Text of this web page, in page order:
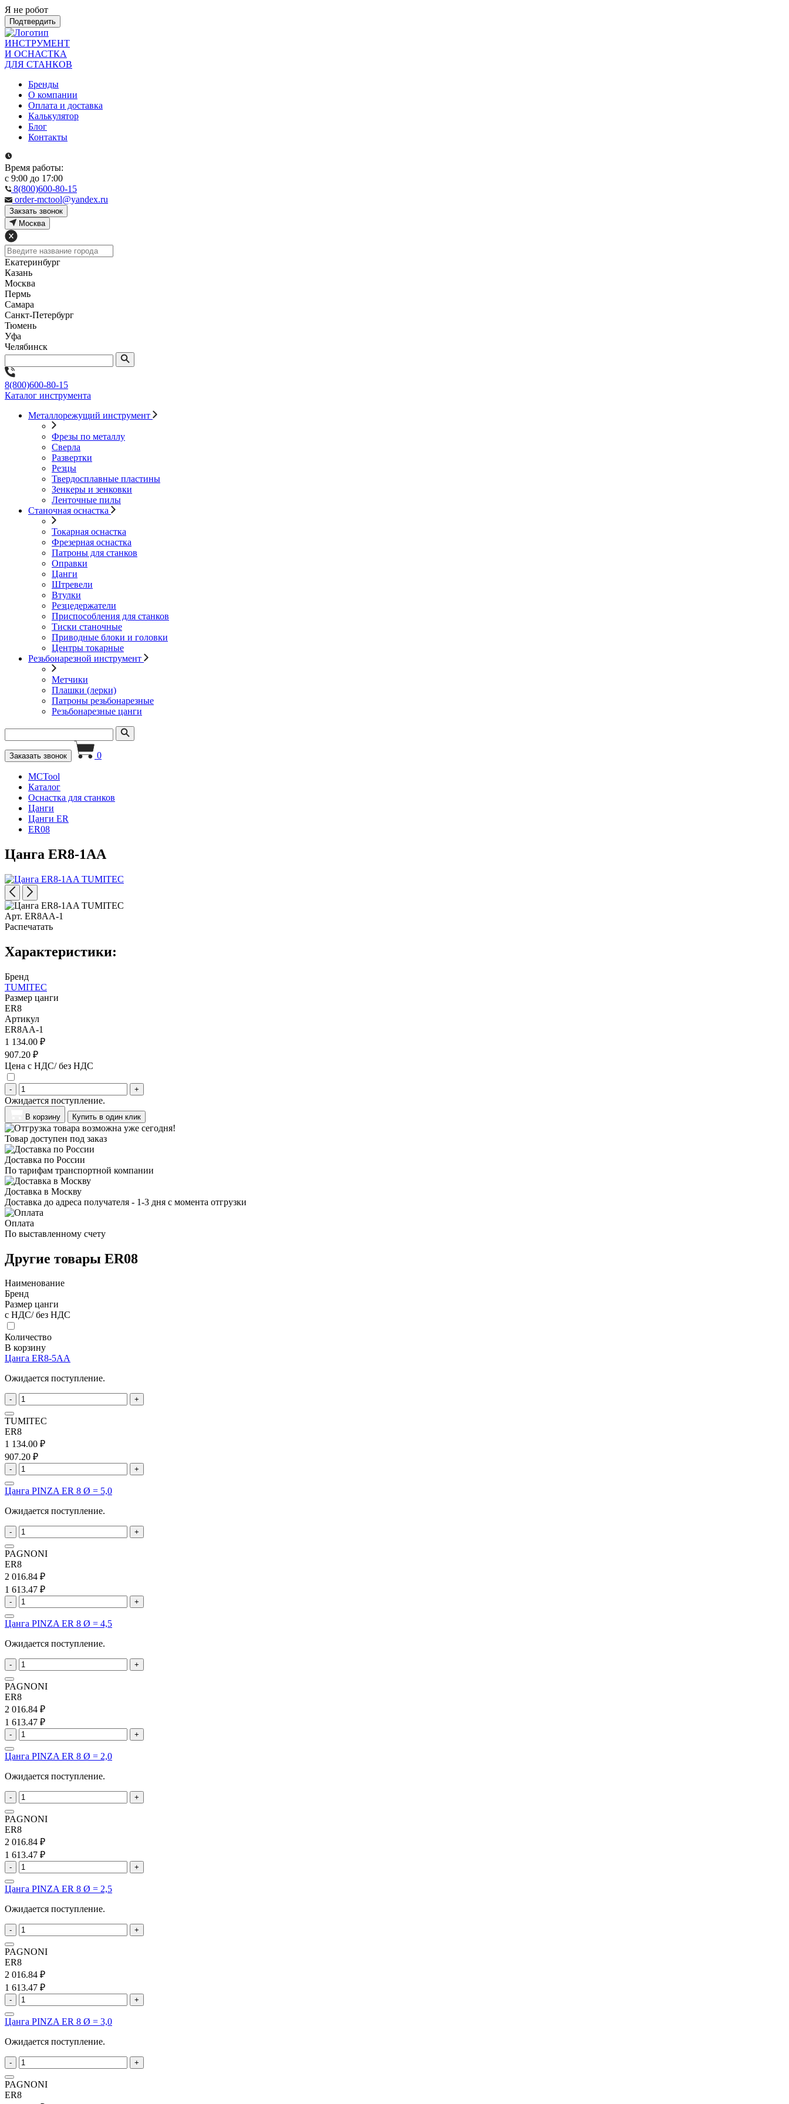
Я не робот
Подтвердить
ИНСТРУМЕНТ
И ОСНАСТКА
ДЛЯ СТАНКОВ
Бренды
О компании
Оплата и доставка
Калькулятор
Блог
Контакты
Время работы:
с 9:00 до 17:00
8(800)600-80-15
order-mctool@yandex.ru
Закзать звонок
Москва
Екатеринбург
Казань
Москва
Пермь
Самара
Санкт-Петербург
Тюмень
Уфа
Челябинск
8(800)600-80-15
Каталог инструмента
Металлорежущий инструмент
Фрезы по металлу
Сверла
Развертки
Резцы
Твердосплавные пластины
Зенкеры и зенковки
Ленточные пилы
Станочная оснастка
Токарная оснастка
Фрезерная оснастка
Патроны для станков
Оправки
Цанги
Штревели
Втулки
Резцедержатели
Приспособления для станков
Тиски станочные
Приводные блоки и головки
Центры токарные
Резьбонарезной инструмент
Метчики
Плашки (лерки)
Патроны резьбонарезные
Резьбонарезные цанги
Заказать звонок 0
MCTool
Каталог
Оснастка для станков
Цанги
Цанги ER
ER08
Цанга ER8-1AA
Арт. ER8AA-1
Распечатать
Характеристики:
Бренд
TUMITEC
Размер цанги
ER8
Артикул
ER8AA-1
1 134.00 ₽
907.20 ₽
Цена с НДС/ без НДС
- +
Ожидается поступление.
В корзину Купить в один клик
Товар доступен под заказ
Доставка по России
По тарифам транспортной компании
Доставка в Москву
Доставка до адреса получателя - 1-3 дня с момента отгрузки
Оплата
По выставленному счету
Другие товары ER08
Наименование
Бренд
Размер цанги
с НДС/ без НДС
Количество
В корзину
Цанга ER8-5AA
Ожидается поступление.
- +
TUMITEC
ER8
1 134.00 ₽
907.20 ₽
- +
Цанга PINZA ER 8 Ø = 5,0
Ожидается поступление.
- +
PAGNONI
ER8
2 016.84 ₽
1 613.47 ₽
- +
Цанга PINZA ER 8 Ø = 4,5
Ожидается поступление.
- +
PAGNONI
ER8
2 016.84 ₽
1 613.47 ₽
- +
Цанга PINZA ER 8 Ø = 2,0
Ожидается поступление.
- +
PAGNONI
ER8
2 016.84 ₽
1 613.47 ₽
- +
Цанга PINZA ER 8 Ø = 2,5
Ожидается поступление.
- +
PAGNONI
ER8
2 016.84 ₽
1 613.47 ₽
- +
Цанга PINZA ER 8 Ø = 3,0
Ожидается поступление.
- +
PAGNONI
ER8